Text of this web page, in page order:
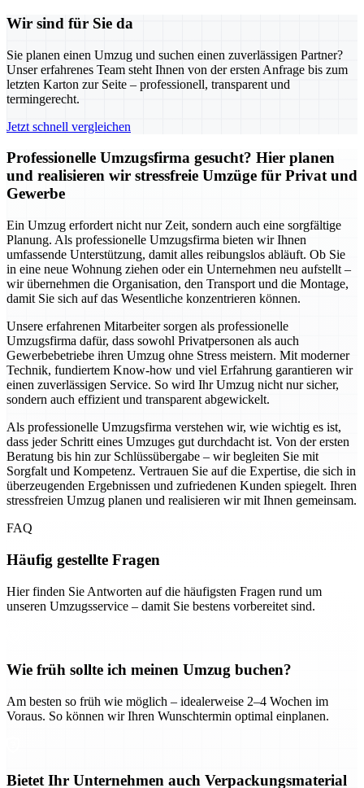
Wir sind für Sie da
Sie planen einen Umzug und suchen einen zuverlässigen Partner?
Unser erfahrenes Team steht Ihnen von der ersten Anfrage bis zum
letzten Karton zur Seite – professionell, transparent und
termingerecht.
Jetzt schnell vergleichen
Professionelle Umzugsfirma gesucht? Hier planen
und realisieren wir stressfreie Umzüge für Privat und
Gewerbe
Ein Umzug erfordert nicht nur Zeit, sondern auch eine sorgfältige
Planung. Als professionelle Umzugsfirma bieten wir Ihnen
umfassende Unterstützung, damit alles reibungslos abläuft. Ob Sie
in eine neue Wohnung ziehen oder ein Unternehmen neu aufstellt –
wir übernehmen die Organisation, den Transport und die Montage,
damit Sie sich auf das Wesentliche konzentrieren können.
Unsere erfahrenen Mitarbeiter sorgen als professionelle
Umzugsfirma dafür, dass sowohl Privatpersonen als auch
Gewerbebetriebe ihren Umzug ohne Stress meistern. Mit moderner
Technik, fundiertem Know-how und viel Erfahrung garantieren wir
einen zuverlässigen Service. So wird Ihr Umzug nicht nur sicher,
sondern auch effizient und transparent abgewickelt.
Als professionelle Umzugsfirma verstehen wir, wie wichtig es ist,
dass jeder Schritt eines Umzuges gut durchdacht ist. Von der ersten
Beratung bis hin zur Schlüssübergabe – wir begleiten Sie mit
Sorgfalt und Kompetenz. Vertrauen Sie auf die Expertise, die sich in
überzeugenden Ergebnissen und zufriedenen Kunden spiegelt. Ihren
stressfreien Umzug planen und realisieren wir mit Ihnen gemeinsam.
FAQ
Häufig gestellte Fragen
Hier finden Sie Antworten auf die häufigsten Fragen rund um
unseren Umzugsservice – damit Sie bestens vorbereitet sind.
Wie früh sollte ich meinen Umzug buchen?
Am besten so früh wie möglich – idealerweise 2–4 Wochen im
Voraus. So können wir Ihren Wunschtermin optimal einplanen.
Bietet Ihr Unternehmen auch Verpackungsmaterial